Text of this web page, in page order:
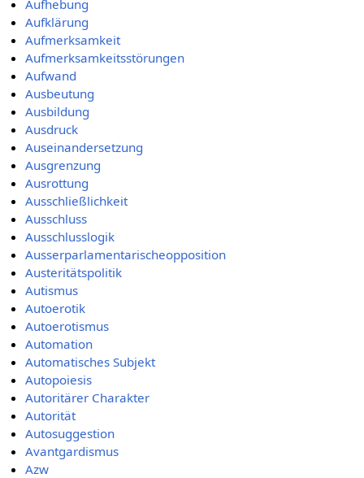
Aufhebung
Aufklärung
Aufmerksamkeit
Aufmerksamkeitsstörungen
Aufwand
Ausbeutung
Ausbildung
Ausdruck
Auseinandersetzung
Ausgrenzung
Ausrottung
Ausschließlichkeit
Ausschluss
Ausschlusslogik
Ausserparlamentarischeopposition
Austeritätspolitik
Autismus
Autoerotik
Autoerotismus
Automation
Automatisches Subjekt
Autopoiesis
Autoritärer Charakter
Autorität
Autosuggestion
Avantgardismus
Azw